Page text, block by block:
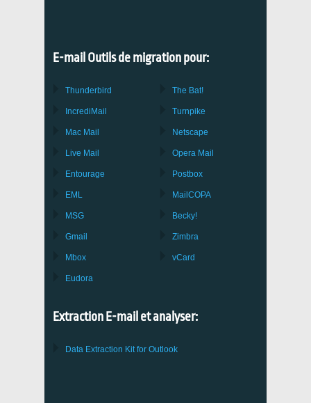
E-mail Outils de migration pour:
Thunderbird
IncrediMail
Mac Mail
Live Mail
Entourage
EML
MSG
Gmail
Mbox
Eudora
The Bat!
Turnpike
Netscape
Opera Mail
Postbox
MailCOPA
Becky!
Zimbra
vCard
Extraction E-mail et analyser:
Data Extraction Kit for Outlook